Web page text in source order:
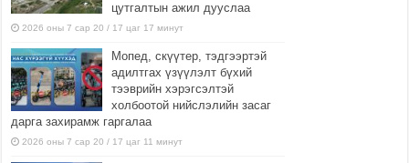
цутгалтын ажил дууслаа
2026 оны 7 сар 20 / 17 цаг 17 минут
Мопед, скүүтер, тэдгээртэй
адилтгах үзүүлэлт бүхий
тээврийн хэрэгсэлтэй
холбоотой нийслэлийн засаг
дарга захирамж гаргалаа
2026 оны 7 сар 20 / 17 цаг 11 минут